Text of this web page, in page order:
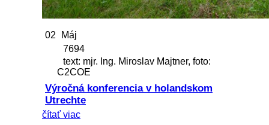
02
Máj
7694
text: mjr. Ing. Miroslav Majtner, foto:
C2COE
Výročná konferencia v holandskom
Utrechte
čítať viac